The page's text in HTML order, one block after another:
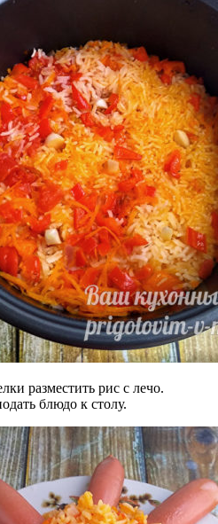
разместить рис с лечо.
блюдо к столу.